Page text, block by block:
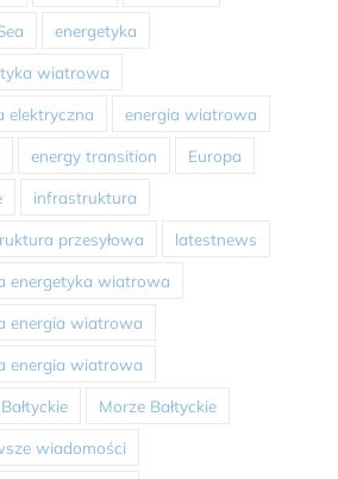
energetyka
wiatrowa
elektryczna energia wiatrowa
energy transition Europa
infrastruktura
przesyłowa latestnews
energetyka wiatrowa
energia wiatrowa
energia wiatrowa
Morze Bałtyckie
wiadomości